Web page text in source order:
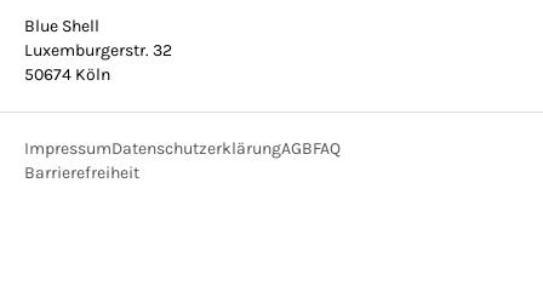
Blue Shell
Luxemburgerstr. 32
50674 Köln
ImpressumDatenschutzerklärungAGBFAQ
Barrierefreiheit